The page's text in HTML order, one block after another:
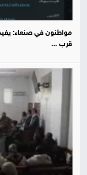
مواطنون في صنعاء:
قرب ...